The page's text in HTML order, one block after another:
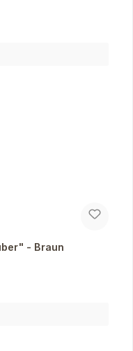
- Braun